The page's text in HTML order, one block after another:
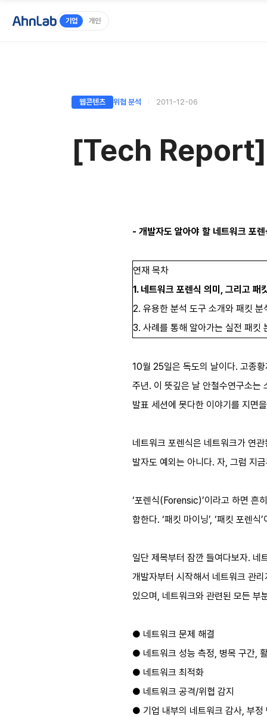
기업 개인
웹콘텐츠 위협 분석 2011-12-06
[Tech Report]
- 개발자도 알아야 할 네트워크 포
연재 목차
1. 네트워크 포렌식 의미, 그리고 패
2. 유용한 분석 도구 소개와 패킷
3. 사례를 통해 알아가는 실전 패
10월 25일은 독도의 날이다. 고종
주년. 이 뜻깊은 날 안철수연구소는
발표 세션에 못다한 이야기를 지면
네트워크 포렌식은 네트워크가 연
발자도 예외는 아니다. 자, 그럼 지
‘포렌식(Forensic)’이라고 하면 흔
함한다. ‘패킷 마이닝’, ‘패킷 포렌
일단 제목부터 잠깐 들여다보자. 네
개발자부터 시작해서 네트워크 관
있으며, 네트워크와 관련된 모든 부
● 네트워크 문제 해결
● 네트워크 성능 측정, 병목 구간,
● 네트워크 최적화
● 네트워크 공격/위협 감지
● 기업 내부의 네트워크 감사, 부정